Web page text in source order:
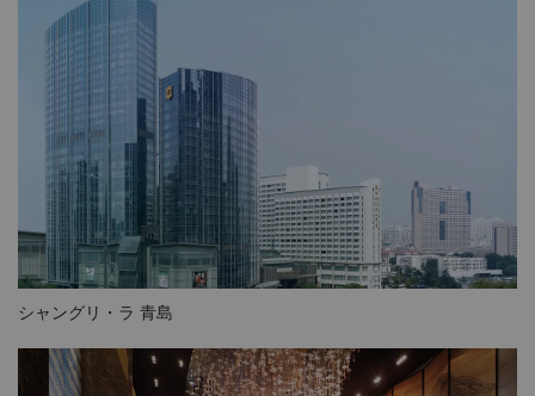
シャングリ・ラ 青島